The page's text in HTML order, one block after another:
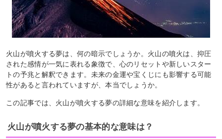
火山が噴火する夢は、何の暗示でしょうか。火山の噴火は、抑圧
された感情が一気に表れる象徴で、心のリセットや新しいスター
トの予兆と解釈できます。未来の金運や宝くじにも影響する可能
性があると言われていますが、本当でしょうか。
この記事では、火山が噴火する夢の詳細な意味を紹介します。
火山が噴火する夢の基本的な意味は？